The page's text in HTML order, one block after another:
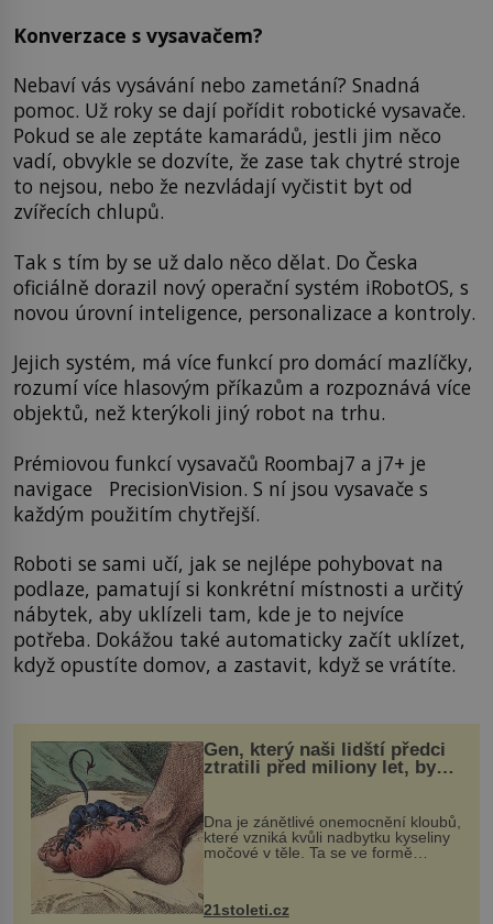
Konverzace s vysavačem?
Nebaví vás vysávání nebo zametání? Snadná
pomoc. Už roky se dají pořídit robotické vysavače.
Pokud se ale zeptáte kamarádů, jestli jim něco
vadí, obvykle se dozvíte, že zase tak chytré stroje
to nejsou, nebo že nezvládají vyčistit byt od
zvířecích chlupů.
Tak s tím by se už dalo něco dělat. Do Česka
oficiálně dorazil nový operační systém iRobotOS, s
novou úrovní inteligence, personalizace a kontroly.
Jejich systém, má více funkcí pro domácí mazlíčky,
rozumí více hlasovým příkazům a rozpoznává více
objektů, než kterýkoli jiný robot na trhu.
Prémiovou funkcí vysavačů Roombaj7 a j7+ je
navigace PrecisionVision. S ní jsou vysavače s
každým použitím chytřejší.
Roboti se sami učí, jak se nejlépe pohybovat na
podlaze, pamatují si konkrétní místnosti a určitý
nábytek, aby uklízeli tam, kde je to nejvíce
potřeba. Dokážou také automaticky začít uklízet,
když opustíte domov, a zastavit, když se vrátíte.
Gen, který naši lidští předci
ztratili před miliony let, by
mohl pomoci s léčbou
„nemoci králů“
Dna je zánětlivé onemocnění kloubů,
které vzniká kvůli nadbytku kyseliny
močové v těle. Ta se ve formě
nohou, a způsobuje bole...
21stoleti.cz